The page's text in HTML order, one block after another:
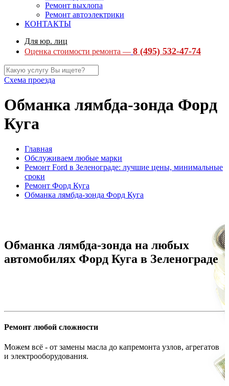
Ремонт выхлопа
Ремонт автоэлектрики
КОНТАКТЫ
Для юр. лиц
Оценка стоимости ремонта — 8 (495) 532-47-74
Схема проезда
Обманка лямбда-зонда Форд
Куга
Главная
Обслуживаем любые марки
Ремонт Ford в Зеленограде: лучшие цены, минимальные
сроки
Ремонт Форд Куга
Обманка лямбда-зонда Форд Куга
Обманка лямбда-зонда на любых
автомобилях Форд Куга в Зеленограде
Ремонт любой сложности
Можем всё - от замены масла до капремонта узлов, агрегатов
и электрооборудования.